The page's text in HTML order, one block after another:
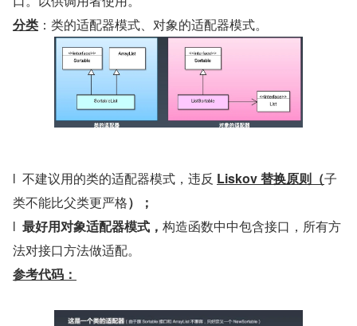
分类 ：类的适配器模式、对象的适配器模式。
l  不建议用的类的适配器模式，违反 Liskov 替换原则（子
类不能比父类更严格）；
l 最好用对象适配器模式， 构造函数中中包含接口，所有方
法对接口方法做适配。
参考代码：